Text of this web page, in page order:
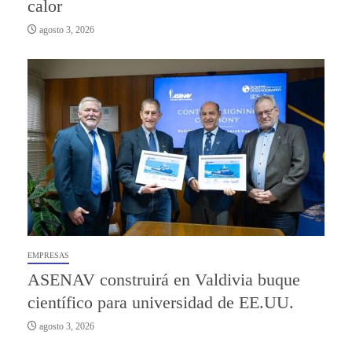
calor
agosto 3, 2026
EMPRESAS
ASENAV construirá en Valdivia buque
científico para universidad de EE.UU.
agosto 3, 2026